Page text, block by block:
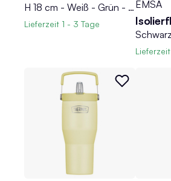
H 18 cm - Weiß - Grün - Kunststoff - Silikon - 400 ml
Lieferzeit 1 - 3 Tage
EMSA
Lieferzeit